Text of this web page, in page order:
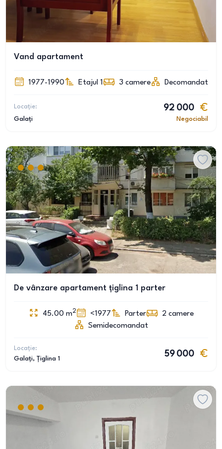
Vand apartament
1977-1990 Etajul 1 3 camere Decomandat
Locație:
Galați
92 000
Negociabil
De vânzare apartament țiglina 1 parter
45.00 m2 <1977 Parter 2 camere
Semidecomandat
Locație:
Galați, Țiglina 1
59 000